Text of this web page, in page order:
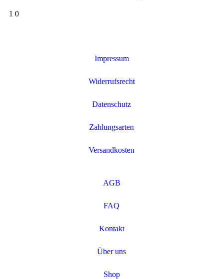
1 0
Impressum
Widerrufsrecht
Datenschutz
Zahlungsarten
Versandkosten
AGB
FAQ
Kontakt
Über uns
Shop